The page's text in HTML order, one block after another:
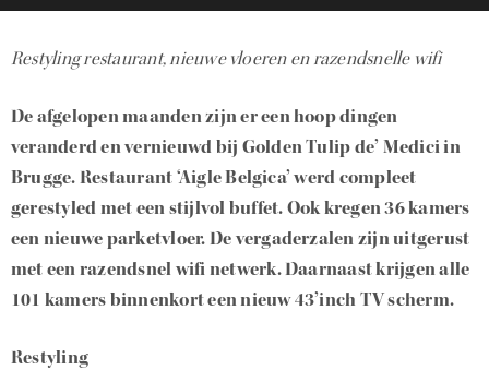
Restyling restaurant, nieuwe vloeren en razendsnelle wifi
De afgelopen maanden zijn er een hoop dingen
veranderd en vernieuwd bij Golden Tulip de’ Medici in
Brugge. Restaurant ‘Aigle Belgica’ werd compleet
gerestyled met een stijlvol buffet. Ook kregen 36 kamers
een nieuwe parketvloer. De vergaderzalen zijn uitgerust
met een razendsnel wifi netwerk. Daarnaast krijgen alle
101 kamers binnenkort een nieuw 43’inch TV scherm.
Restyling